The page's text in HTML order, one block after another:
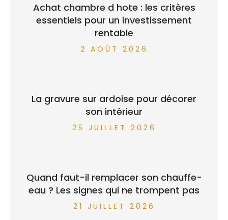
Achat chambre d hote : les critères
essentiels pour un investissement
rentable
2 AOÛT 2026
La gravure sur ardoise pour décorer
son intérieur
25 JUILLET 2026
Quand faut-il remplacer son chauffe-
eau ? Les signes qui ne trompent pas
21 JUILLET 2026